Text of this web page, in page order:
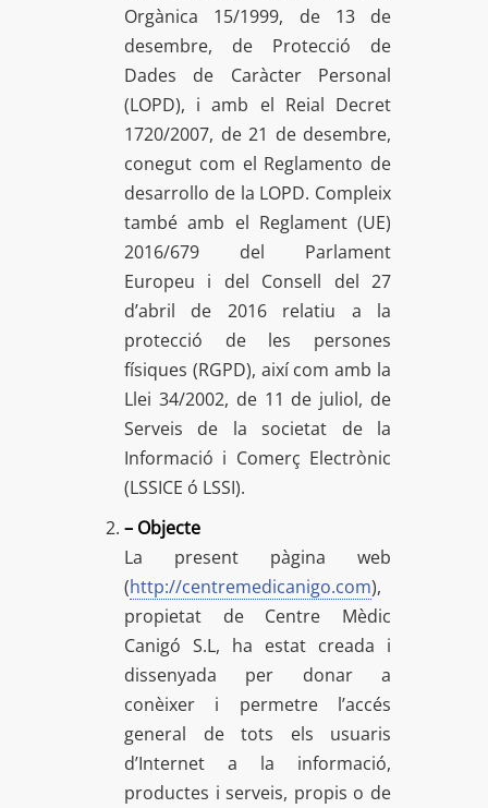
Orgànica 15/1999, de 13 de
desembre, de Protecció de
Dades de Caràcter Personal
(LOPD), i amb el Reial Decret
1720/2007, de 21 de desembre,
conegut com el Reglamento de
desarrollo de la LOPD. Compleix
també amb el Reglament (UE)
2016/679 del Parlament
Europeu i del Consell del 27
d’abril de 2016 relatiu a la
protecció de les persones
físiques (RGPD), així com amb la
Llei 34/2002, de 11 de juliol, de
Serveis de la societat de la
Informació i Comerç Electrònic
(LSSICE ó LSSI).
– Objecte
La present pàgina web
(http://centremedicanigo.com),
propietat de Centre Mèdic
Canigó S.L, ha estat creada i
dissenyada per donar a
conèixer i permetre l’accés
general de tots els usuaris
d’Internet a la informació,
productes i serveis, propis o de